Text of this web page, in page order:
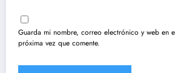
Guarda mi nombre, correo electrónico y web en
próxima vez que comente.